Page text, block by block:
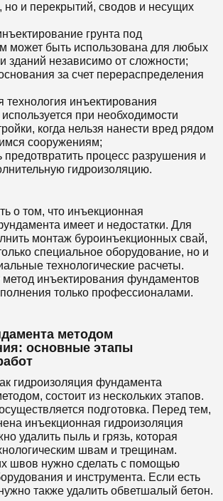
и перекрытий, сводов и несущих
грунта под
может быть использована для любых
зданий независимо от сложности;
за счет перераспределения
технология инъектирования
при необходимости
когда нельзя нанести вред рядом
сооружениям;
предотвратить процесс разрушения и
гидроизоляцию.
о том, что инъекционная
имеет и недостатки. Для
монтаж буроинъекционных свай,
специальное оборудование, но и
технологические расчеты.
инъектирования фундаментов
только профессионалами.
методом
основные этапы
гидроизоляция фундамента
состоит из нескольких этапов.
подготовка. Перед тем,
инъекционная гидроизоляция
удалить пыль и грязь, которая
швам и трещинам.
швов нужно сделать с помощью
и инструмента. Если есть
также удалить обветшалый бетон.